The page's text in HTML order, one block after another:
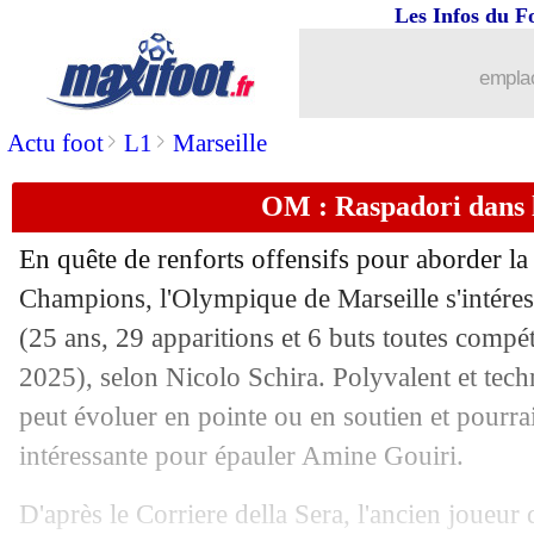
Actu foot> L1 > Marseille
Les Infos du
OM : Raspadori dans
En quête de renforts offensifs pour aborder
Champions, l'Olympique de Marseille
(25 ans, 29 apparitions et 6 buts toutes
2025), selon Nicolo Schira. Polyvalent et
peut évoluer en pointe ou en soutien et
intéressante pour épauler Amine Gouiri.
D'après le Corriere della Sera, l'ancien joueur
Juve: l'idée de Comolli pour
04/07 Arsenal
04/07 Real: Rodrygo, ça sent le départ
04/07 Lyon : Mikautadze, la Roma a offert
04/07 Juve: Weah séduit par le projet de
04/07 Francfort: Burkardt arrive pour 23
04/07 PHOTO: blessé, Pavard s'offre une
04/07 Bayern: Boey a dit oui à l'OM ?